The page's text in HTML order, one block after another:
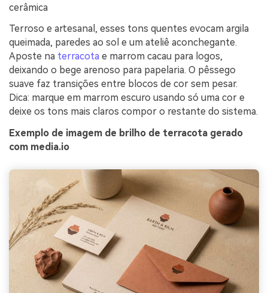
cerâmica
Terroso e artesanal, esses tons quentes evocam argila
queimada, paredes ao sol e um ateliê aconchegante.
Aposte na terracota e marrom cacau para logos,
deixando o bege arenoso para papelaria. O pêssego
suave faz transições entre blocos de cor sem pesar.
Dica: marque em marrom escuro usando só uma cor e
deixe os tons mais claros compor o restante do sistema.
Exemplo de imagem de brilho de terracota gerado
com media.io